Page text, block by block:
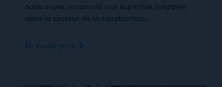
nous avons accumulé une expertise inégalée
dans le secteur de la construction.